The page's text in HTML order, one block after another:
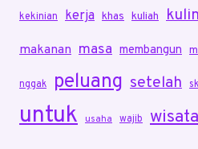
kekinian kerja khas kuliah
makanan masa membangun
nggak peluang setelah
untuk usaha wajib wisata